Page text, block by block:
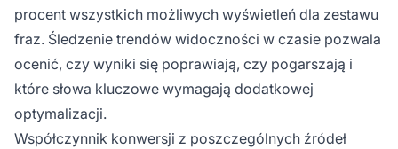
procent wszystkich możliwych wyświetleń dla zestawu
fraz. Śledzenie trendów widoczności w czasie pozwala
ocenić, czy wyniki się poprawiają, czy pogarszają i
które słowa kluczowe wymagają dodatkowej
optymalizacji.
Współczynnik konwersji z poszczególnych źródeł